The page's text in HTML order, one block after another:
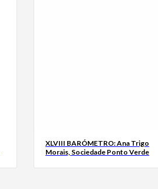
XLVIII BARÓMETRO: Ana Trigo
Morais, Sociedade Ponto Verde